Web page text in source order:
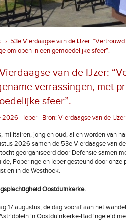
› 53e Vierdaagse van de IJzer:
omlopen in een gemoedelijke sfeer”.
van de IJzer:
verrassingen, met
sfeer”.
2026 - Ieper - Bron: Vierdaagse van de IJzer
militairen, jong en oud, allen worden van
2026 samen de 53e Vierdaagse van
georganiseerd door Defensie samen
Poperinge en Ieper gesteund door
en in de Westhoek.
Oostduinkerke.
17 augustus, de dag vooraf aan het
in Oostduinkerke-Bad ingeleid